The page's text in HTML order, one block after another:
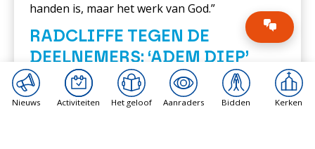
handen is, maar het werk van God.”
RADCLIFFE TEGEN DE
DEELNEMERS: ‘ADEM DIEP’
VAN DE HEILIGE GEEST
Tijdens zijn ochtendmeditaties zei Radcliffe dat
Nieuws Activiteiten Het geloof Aanraders Bidden Kerken